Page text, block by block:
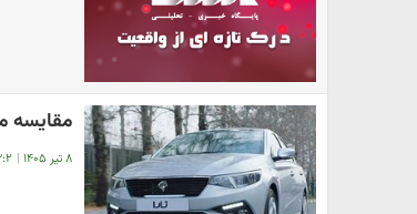
مقایسه
۸ تیر ۱۴۰۵ |